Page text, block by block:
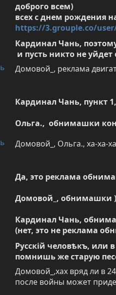
доброго всем)
https://3.grouple.co/user/
Кардинал Чань,
и пусть никто не
Домовой_, реклама
Кардинал Чань, пункт
Ольга.,  обнимашки
Домовой_, Ольга., ха-ха-
Да, это реклама
Домовой_, обнимашки
Кардинал Чань,
(нет, это не реклама
Русскій человѣкъ, или
помнишь же старую
Домовой_,хах вряд ли в
после войны может